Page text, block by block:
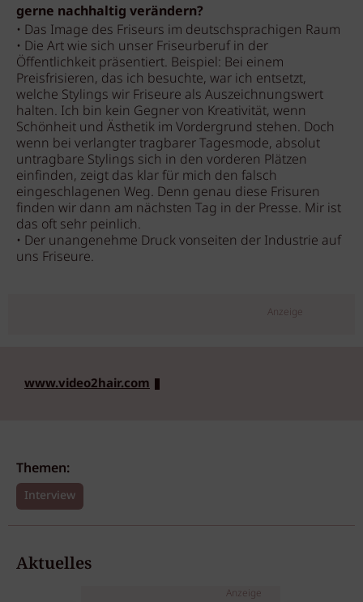
gerne nachhaltig verändern?
• Das Image des Friseurs im deutschsprachigen Raum
• Die Art wie sich unser Friseurberuf in der
Öffentlichkeit präsentiert. Beispiel: Bei einem
Preisfrisieren, das ich besuchte, war ich entsetzt,
welche Stylings wir Friseure als Auszeichnungswert
halten. Ich bin kein Gegner von Kreativität, wenn
Schönheit und Ästhetik im Vordergrund stehen. Doch
wenn bei verlangter tragbarer Tagesmode, absolut
untragbare Stylings sich in den vorderen Plätzen
einfinden, zeigt das klar für mich den falsch
eingeschlagenen Weg. Denn genau diese Frisuren
finden wir dann am nächsten Tag in der Presse. Mir ist
das oft sehr peinlich.
• Der unangenehme Druck vonseiten der Industrie auf
uns Friseure.
Anzeige
www.video2hair.com
Themen:
Interview
Aktuelles
Anzeige